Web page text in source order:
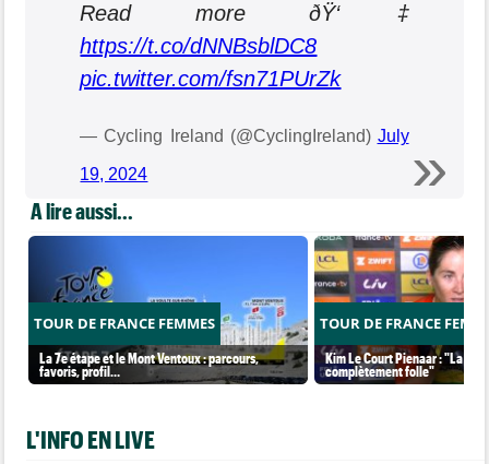
Read more ðŸ‘‡
https://t.co/dNNBsblDC8
pic.twitter.com/fsn71PUrZk
— Cycling Ireland (@CyclingIreland) July
19, 2024
A lire aussi...
TOUR DE FRANCE FEMMES
La 7e étape et le Mont Ventoux : parcours,
favoris, profil…
TOUR DE FRANCE
Kim Le Court Pienaar : "La
complètement folle"
L'INFO EN LIVE